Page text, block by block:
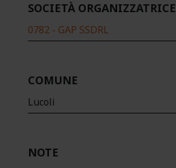
SOCIETÀ ORGANIZZATRICE
0782 - GAP SSDRL
COMUNE
Lucoli
NOTE